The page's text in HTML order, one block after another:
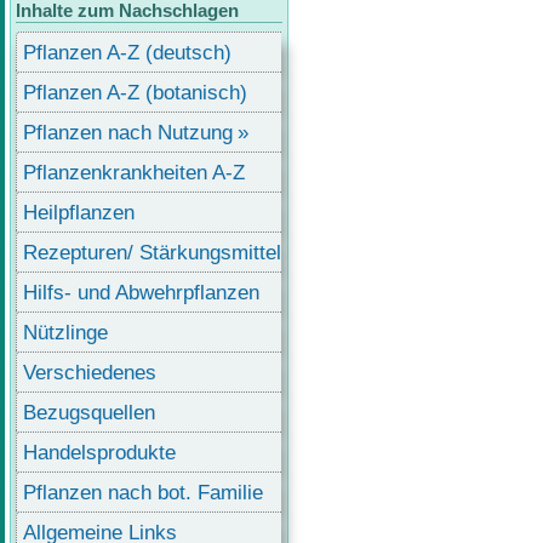
Inhalte zum Nachschlagen
Pflanzen A-Z (deutsch)
Pflanzen A-Z (botanisch)
Pflanzen nach Nutzung
Pflanzenkrankheiten A-Z
Heilpflanzen
Rezepturen/ Stärkungsmittel
Hilfs- und Abwehrpflanzen
Nützlinge
Verschiedenes
Bezugsquellen
Handelsprodukte
Pflanzen nach bot. Familie
Allgemeine Links